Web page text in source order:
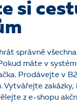
si
správně
máte v
Prodávejte v
zakázky,
z e-shopu